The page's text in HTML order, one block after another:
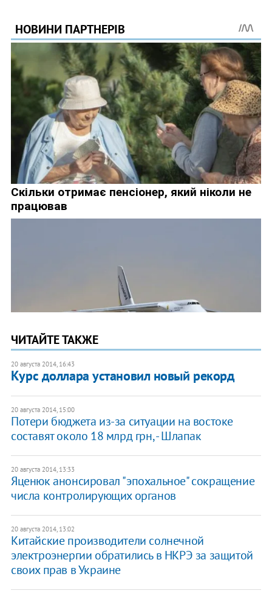
ЧИТАЙТЕ ТАКЖЕ
20 августа 2014, 16:43
Курс доллара установил новый рекорд
20 августа 2014, 15:00
Потери бюджета из-за ситуации на востоке
составят около 18 млрд грн, - Шлапак
20 августа 2014, 13:33
Яценюк анонсировал "эпохальное" сокращение
числа контролирующих органов
20 августа 2014, 13:02
Китайские производители солнечной
электроэнергии обратились в НКРЭ за защитой
своих прав в Украине